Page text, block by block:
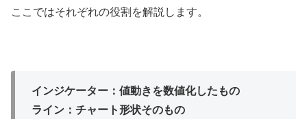
ここではそれぞれの役割を解説します。
インジケーター：値動きを数値化したもの
ライン：チャート形状そのもの